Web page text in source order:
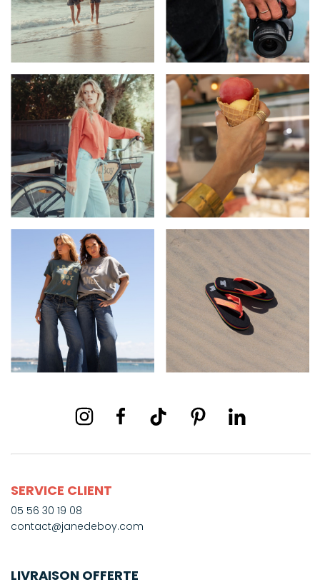
SERVICE CLIENT
05 56 30 19 08
contact@janedeboy.com
LIVRAISON OFFERTE